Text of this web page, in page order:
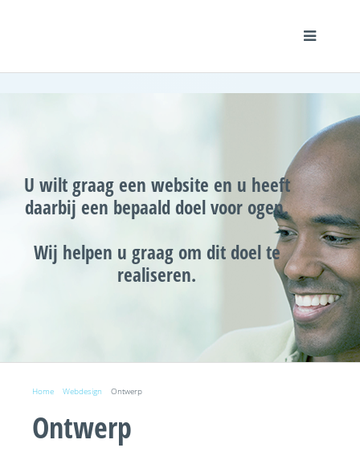
U wilt graag een website en u heeft
daarbij een bepaald doel voor ogen.
Wij helpen u graag om dit doel te
realiseren.
Home Webdesign Ontwerp
Ontwerp